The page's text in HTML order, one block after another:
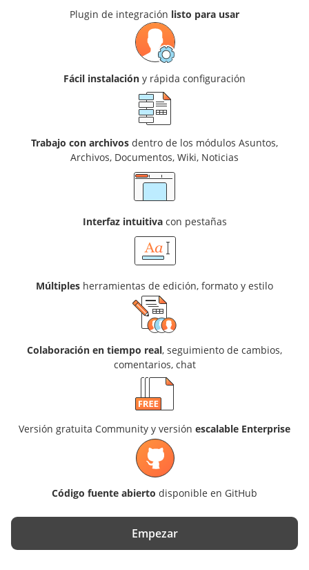
Plugin de integración listo para usar
Fácil instalación y rápida configuración
Trabajo con archivos dentro de los módulos Asuntos,
Archivos, Documentos, Wiki, Noticias
Interfaz intuitivacon pestañas
Múltiples herramientas de edición, formato y estilo
Colaboración en tiempo real, seguimiento de cambios,
comentarios, chat
Versión gratuita Community y versión escalable Enterprise
Código fuente abierto disponible en GitHub
Empezar